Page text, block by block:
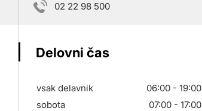
02 22 98 500
Delovni čas
vsak delavnik
06:00 - 19:00
sobota
07:00 - 17:00